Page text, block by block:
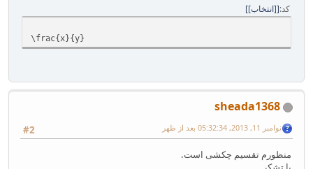
کد [انتخاب]
\frac{x}{y}
sheada1368
#2 نوامبر 11, 2013, 05:32:34 بعد از ظهر
منظورم تقسیم چکشی است.